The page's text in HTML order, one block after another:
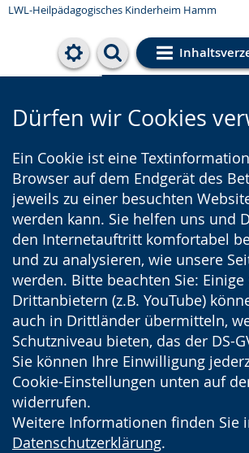
LWL-Heilpädagogisches Kinderheim Hamm
Cookie-
Dürfen wir Cookies
Ein Cookie ist eine
Browser auf dem Endgerät des
jeweils zu einer besuchten
werden kann. Sie helfen uns und
den Internetauftritt komfortabel
und zu analysieren, wie unsere
werden. Bitte beachten Sie: Einige
Drittanbietern (z.B. YouTube)
auch in Drittländer übermitteln,
Schutzniveau bieten, das der DS-
Sie können Ihre Einwilligung
Cookie-Einstellungen unten auf
widerrufen.
Weitere Informationen finden Sie
Datenschutzerklärung.